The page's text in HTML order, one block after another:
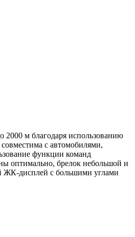
2000 м благодаря использованию
с автомобилями,
функции команд
оптимально, брелок небольшой и
ЖК-дисплей с большими углами